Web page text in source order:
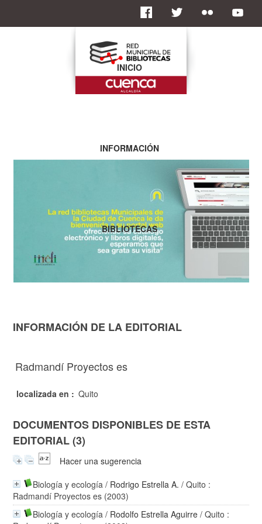
INFORMACIÓN DE LA EDITORIAL
Radmandí Proyectos es
localizada en : Quito
DOCUMENTOS DISPONIBLES DE ESTA
EDITORIAL (3)
Hacer una sugerencia
Biología y ecología / Rodrigo Estrella A. / Quito :
Radmandí Proyectos es (2003)
Biología y ecología / Rodolfo Estrella Aguirre / Quito :
INICIO
INFORMACIÓN
BIBLIOTECAS